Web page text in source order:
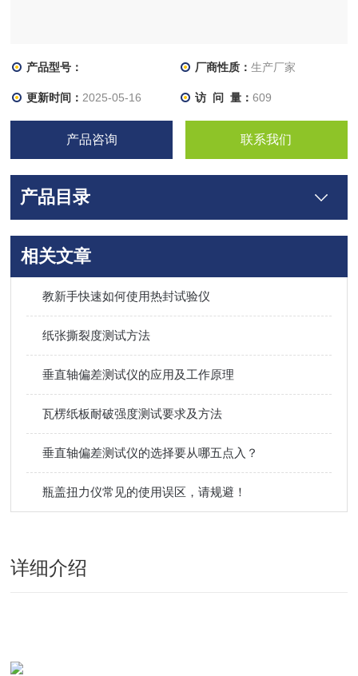
产品型号： 厂商性质： 生产厂家
更新时间： 2025-05-16 访 问 量： 609
产品咨询 联系我们
产品目录
相关文章
教新手快速如何使用热封试验仪
纸张撕裂度测试方法
垂直轴偏差测试仪的应用及工作原理
瓦楞纸板耐破强度测试要求及方法
垂直轴偏差测试仪的选择要从哪五点入？
瓶盖扭力仪常见的使用误区，请规避！
详细介绍